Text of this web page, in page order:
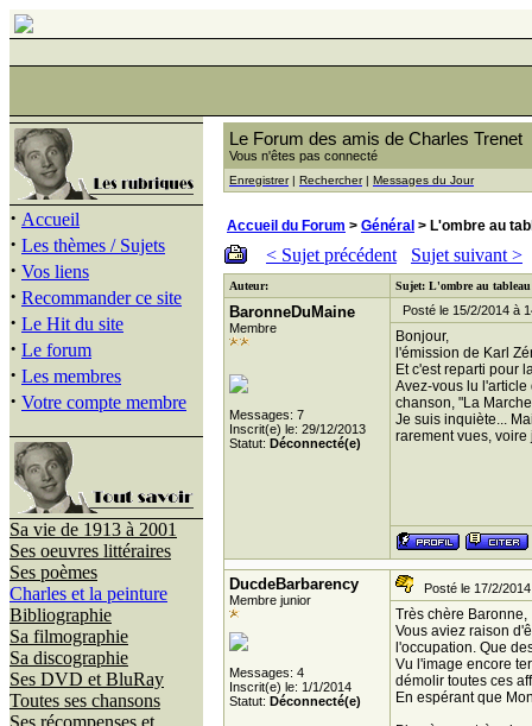
· Accueil
· Les thèmes / Sujets
· Vos liens
· Recommander ce site
· Le Hit du site
· Le forum
· Les membres
· Votre compte membre
Sa vie de 1913 à 2001
Ses oeuvres littéraires
Ses poèmes
Charles et la peinture
Bibliographie
Sa filmographie
Sa discographie
Ses DVD et BluRay
Toutes ses chansons
Ses récompenses et
Le Forum des amis de Charles Trenet
Vous n'êtes pas connecté
Enregistrer| Rechercher| Messages du Jour
Accueil du Forum > Général > L'ombre au
< Sujet précédent Sujet suivant >
Auteur: Sujet: L'ombre au tableau
BaronneDuMaine
Membre
Messages: 7
Inscrit(e) le: 29/12/2013
Statut: Déconnecté(e)
Posté le 15/2/2014 à
Bonjour,
l'émission de Karl
Et c'est reparti pour
Avez-vous lu
chanson, "La
Je suis inquiète...
rarement vues, voire
DucdeBarbarency
Membre junior
Messages: 4
Inscrit(e) le: 1/1/2014
Statut: Déconnecté(e)
Posté le 17/2/
Très chère Baronne,
Vous aviez raison
l'occupation. Que
Vu l'image encore
démolir toutes ces
En espérant que